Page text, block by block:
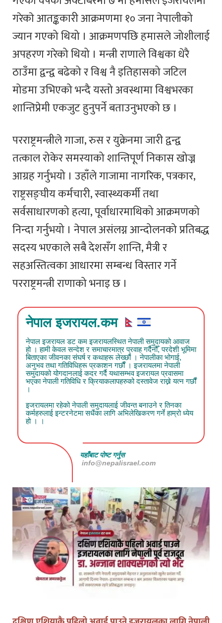
गरेकाे आतङ्ककारी आक्रमणमा १० जना नेपालीको
ज्यान गएको थियो । आक्रमणपछि हमासले जोशीलाई
अपहरण गरेको थियो । मन्त्री राणाले विश्वका धेरै
ठाउँमा द्वन्द्व बढेको र विश्व नै इतिहासको जटिल
मोडमा उभिएको भन्दै यस्तो अवस्थामा विश्वभरका
शान्तिप्रेमी एकजुट हुनुपर्ने बताउनुभएको छ ।
परराष्ट्रमन्त्रीले गाजा, रुस र युक्रेनमा जारी द्वन्द्व
तत्काल रोकेर समस्याको शान्तिपूर्ण निकास खोज्न
आग्रह गर्नुभयो । उहाँले गाजामा नागरिक, पत्रकार,
राष्ट्रसङ्घीय कर्मचारी, स्वास्थ्यकर्मी तथा
सर्वसाधारणको हत्या, पूर्वाधारमाथिको आक्रमणको
निन्दा गर्नुभयो । नेपाल असंलग्न आन्दोलनको प्रतिबद्ध
सदस्य भएकाले सबै देशसँग शान्ति, मैत्री र
सहअस्तित्वका आधारमा सम्बन्ध विस्तार गर्ने
परराष्ट्रमन्त्री राणाको भनाइ छ ।
नेपाल इजरायल.कम
नेपाल इजरायल डट कम इजरायलस्थित नेपाली समुदायको आवाज
हो । हामी केवल सन्देश र समाचारमात्र प्रवाह गर्दैनौँ, परदेशी भूमिमा
बिताएका जीवनका संघर्ष र कथाहरू लेख्छौं । नेपालीका भोगाई,
अनुभव तथा गतिविधिहरू प्रकाशन गर्छौं । इजरायलमा नेपाली
समुदायको योगदानलाई कदर गर्दै यथासम्भव इजरायल प्रवासमा
भएका नेपाली गतिविधि र क्रियाकलापहरुको दस्तावेज राख्ने यत्न गर्छौं
।
इजरायलमा रहेको नेपाली समुदायलाई जीवन्त बनाउने र तिनका
कर्महरुलाई इन्टरनेटमा सधैंका लागि अभिलेखिकरण गर्ने हाम्रो ध्येय
हो । ।
यहाँबाट पोष्ट गर्नुस
info@nepalisrael.com